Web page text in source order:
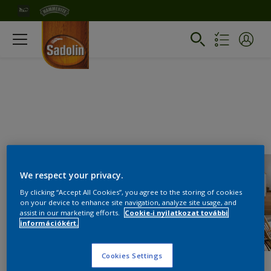
We respect your privacy.
By clicking “Accept All Cookies”, you agree to the storing of cookies
on your device to enhance site navigation, analyze site usage, and
assist in our marketing efforts.
Cookie-i nyilatkozat további
információkért.
Cookies Settings